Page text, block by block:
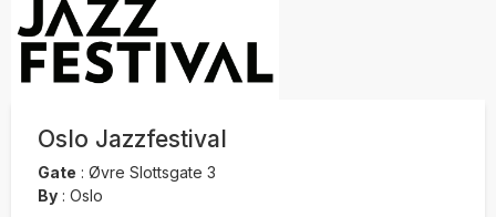
Oslo Jazzfestival
Gate : Øvre Slottsgate 3
By : Oslo